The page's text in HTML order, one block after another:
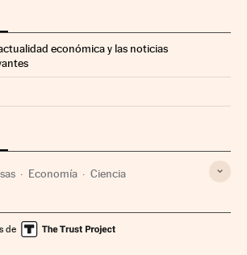
económica y las noticias
Días en Facebook
Días en Twitter
Economía Ciencia
de